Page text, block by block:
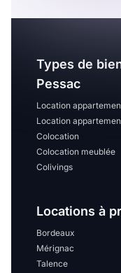
Types de
Pessac
Location
Location
Colocation
Colocation meublée
Colivings
Locations à
Bordeaux
Mérignac
Talence